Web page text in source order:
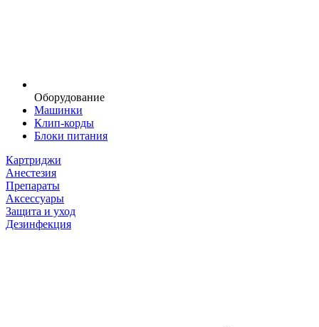
Оборудование
Машинки
Клип-корды
Блоки питания
Картриджи
Анестезия
Препараты
Аксессуары
Защита и уход
Дезинфекция